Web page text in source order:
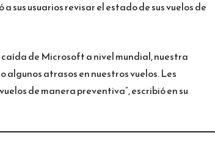
sus usuarios revisar el estado de sus vuelos de
de Microsoft a nivel mundial, nuestra
atrasos en nuestros vuelos. Les
de manera preventiva”, escribió en su